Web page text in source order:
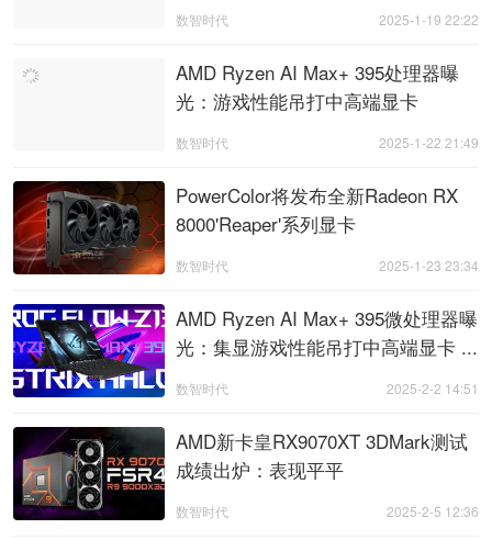
2025-1-19 22:22
数智时代
AMD Ryzen AI Max+ 395处理器曝
光：游戏性能吊打中高端显卡
2025-1-22 21:49
数智时代
PowerColor将发布全新Radeon RX
8000'Reaper'系列显卡
2025-1-23 23:34
数智时代
AMD Ryzen AI Max+ 395微处理器曝
光：集显游戏性能吊打中高端显卡 ...
2025-2-2 14:51
数智时代
AMD新卡皇RX9070XT 3DMark测试
成绩出炉：表现平平
2025-2-5 12:36
数智时代